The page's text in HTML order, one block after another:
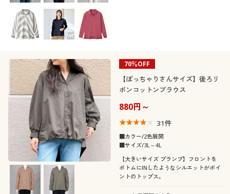
70％OFF
【ぽっちゃりさんサイズ】後ろリ
ボンコットンブラウス
880円～
31件
■カラー/2色展開
■サイズ/3L～4L
【大きいサイズ プランプ】フロントを
ボトムにINしたようなシルエットがポイ
ントのトップス。